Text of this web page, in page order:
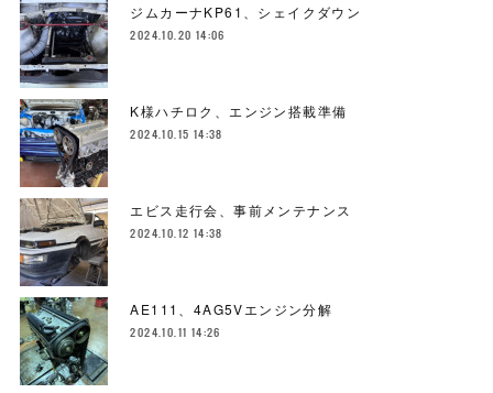
ジムカーナKP61、シェイクダウン
2024.10.20 14:06
K様ハチロク、エンジン搭載準備
2024.10.15 14:38
エビス走行会、事前メンテナンス
2024.10.12 14:38
AE111、4AG5Vエンジン分解
2024.10.11 14:26